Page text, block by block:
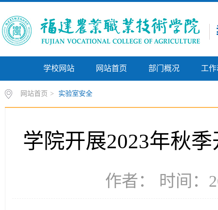
学校网站 网站首页 部门概况 工
网站首页 > 实验室安全
学院开展2023年秋
作者： 时间：